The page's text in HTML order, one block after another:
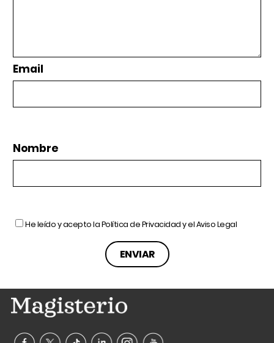
Email
Nombre
He leído y acepto laPolítica de Privacidady elAviso Legal